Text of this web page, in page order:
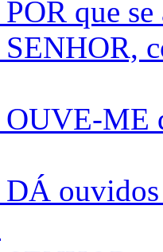
POR que
SENHOR,
OUVE-ME
DÁ ouvidos